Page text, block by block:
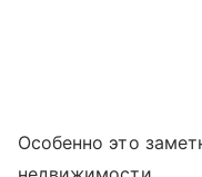
Особенно это